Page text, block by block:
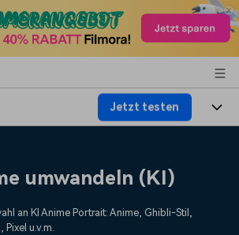
Jetzt testen
umwandeln (KI)
an KI Anime Portrait: Anime, Ghibli-Stil,
u.v.m.